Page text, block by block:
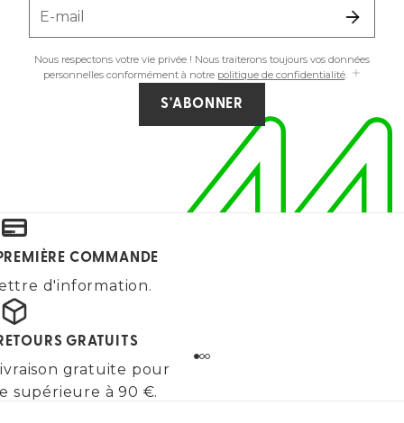
E-mail
Nous respectons votre vie privée ! Nous traiterons toujours vos données
personnelles conformément à notre politique de confidentialité.
S'ABONNER
COMMANDE
d'information.
GRATUITS
gratuite pour
supérieure à 90 €.